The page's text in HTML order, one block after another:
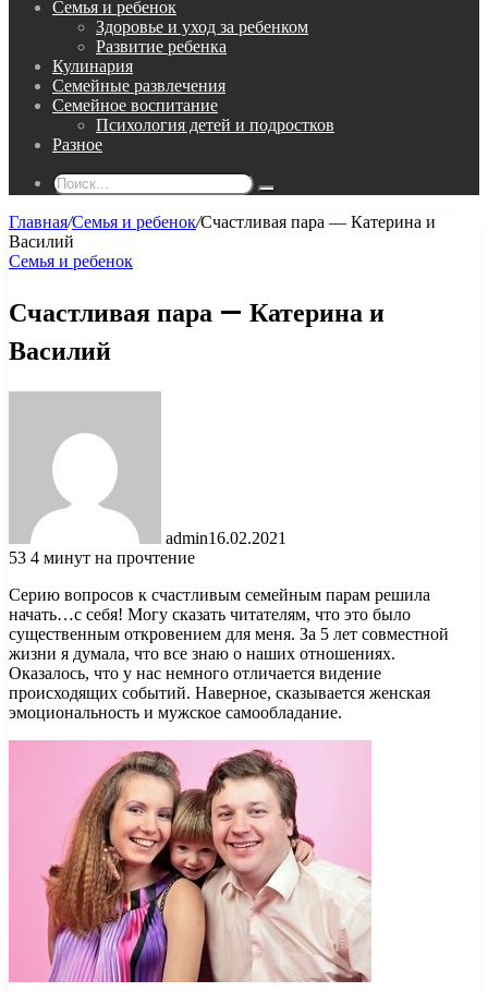
Семья и ребенок
Здоровье и уход за ребенком
Развитие ребенка
Кулинария
Семейные развлечения
Семейное воспитание
Психология детей и подростков
Разное
Поиск...
Главная/Семья и ребенок/Счастливая пара — Катерина и
Василий
Семья и ребенок
Счастливая пара — Катерина и
Василий
admin16.02.2021
53 4 минут на прочтение
Серию вопросов к счастливым семейным парам решила
начать…с себя! Могу сказать читателям, что это было
существенным откровением для меня. За 5 лет совместной
жизни я думала, что все знаю о наших отношениях.
Оказалось, что у нас немного отличается видение
происходящих событий. Наверное, сказывается женская
эмоциональность и мужское самообладание.